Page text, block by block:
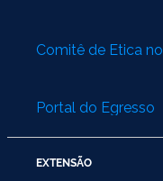
Comitê de Ética
Portal do Egresso
EXTENSÃO